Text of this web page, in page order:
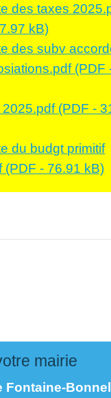
des taxes
kB)
des subv
(PDF
(PDF -
du budgt primitif
(PDF - 76.91 kB)
mairie
Fontaine-